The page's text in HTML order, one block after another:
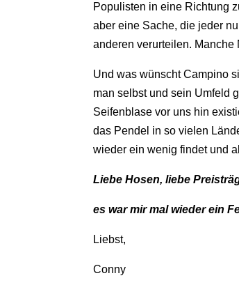
Populisten in eine Richtung
aber eine Sache, die jeder
anderen verurteilen. Manche
Und was wünscht Campino
man selbst und sein Umfeld
Seifenblase vor uns hin
das Pendel in so vielen
wieder ein wenig findet und
Liebe Hosen, liebe
es war mir mal wieder ein
Liebst,
Conny